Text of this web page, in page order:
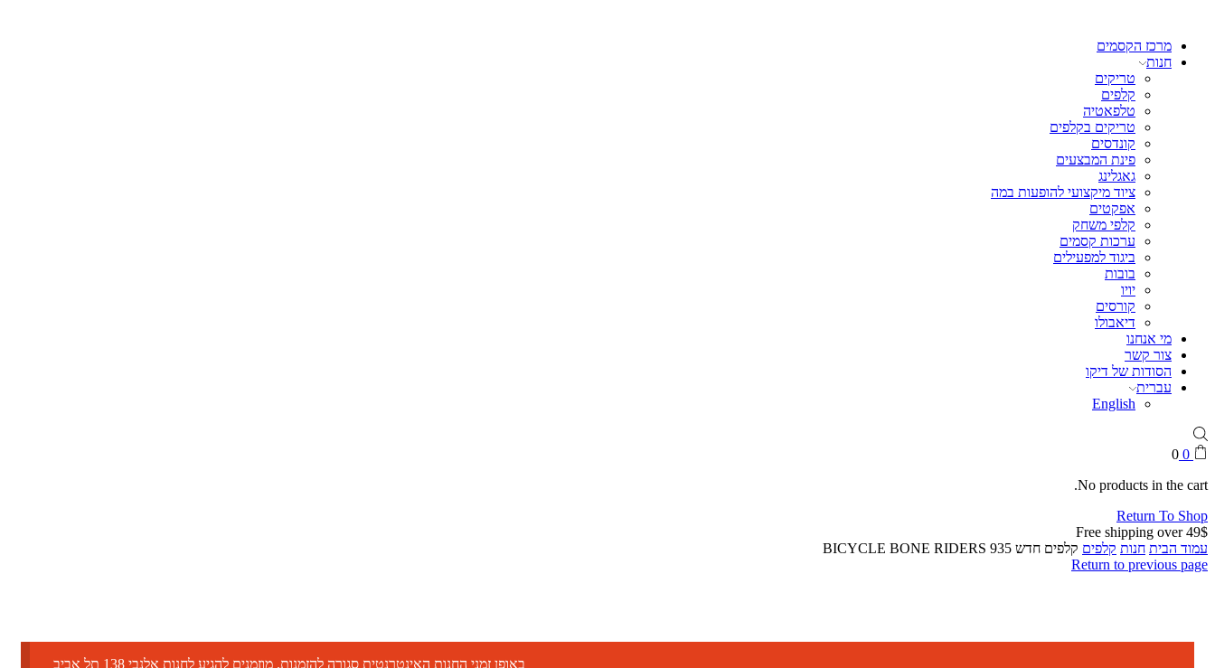
מרכז הקסמים
חנות
טריקים
קלפים
טלפאטיה
טריקים בקלפים
קונדסים
פינת המבצעים
גאגלינג
ציוד מיקצועי להופעות במה
אפקטים
קלפי משחק
ערכות קסמים
ביגוד למפעילים
בובות
יויו
קורסים
דיאבולו
מי אנחנו
צור קשר
הסודות של דיקו
עברית
English
0
0
No products in the cart.
Return To Shop
Free shipping over 49$
עמוד הבית חנות קלפים קלפים חדש 935 BICYCLE BONE RIDERS
Return to previous page
באופן זמני החנות האינטרנטית סגורה להזמנות. מוזמנים להגיע לחנות אלנבי 138 תל אביב